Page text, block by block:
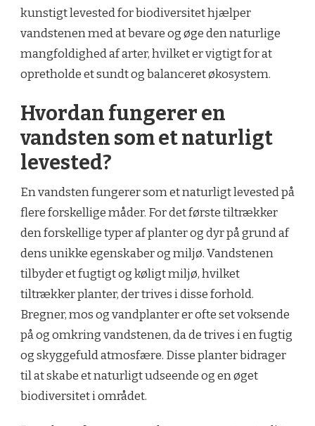
kunstigt levested for biodiversitet hjælper
vandstenen med at bevare og øge den naturlige
mangfoldighed af arter, hvilket er vigtigt for at
opretholde et sundt og balanceret økosystem.
Hvordan fungerer en
vandsten som et naturligt
levested?
En vandsten fungerer som et naturligt levested på
flere forskellige måder. For det første tiltrækker
den forskellige typer af planter og dyr på grund af
dens unikke egenskaber og miljø. Vandstenen
tilbyder et fugtigt og køligt miljø, hvilket
tiltrækker planter, der trives i disse forhold.
Bregner, mos og vandplanter er ofte set voksende
på og omkring vandstenen, da de trives i en fugtig
og skyggefuld atmosfære. Disse planter bidrager
til at skabe et naturligt udseende og en øget
biodiversitet i området.